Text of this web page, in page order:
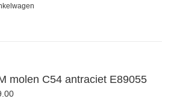
molen C54 antraciet E89055